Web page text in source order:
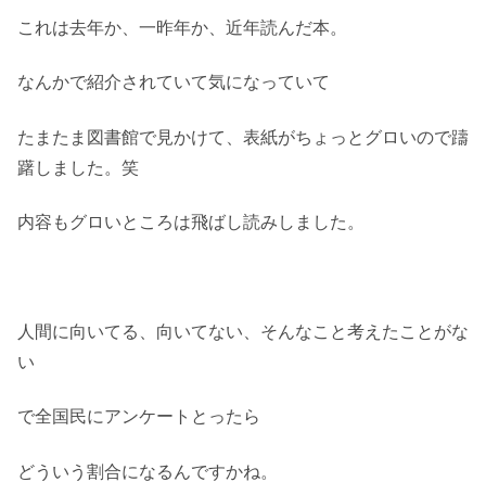
これは去年か、一昨年か、近年読んだ本。
なんかで紹介されていて気になっていて
たまたま図書館で見かけて、表紙がちょっとグロいので躊
躇しました。笑
内容もグロいところは飛ばし読みしました。
人間に向いてる、向いてない、そんなこと考えたことがな
い
で全国民にアンケートとったら
どういう割合になるんですかね。